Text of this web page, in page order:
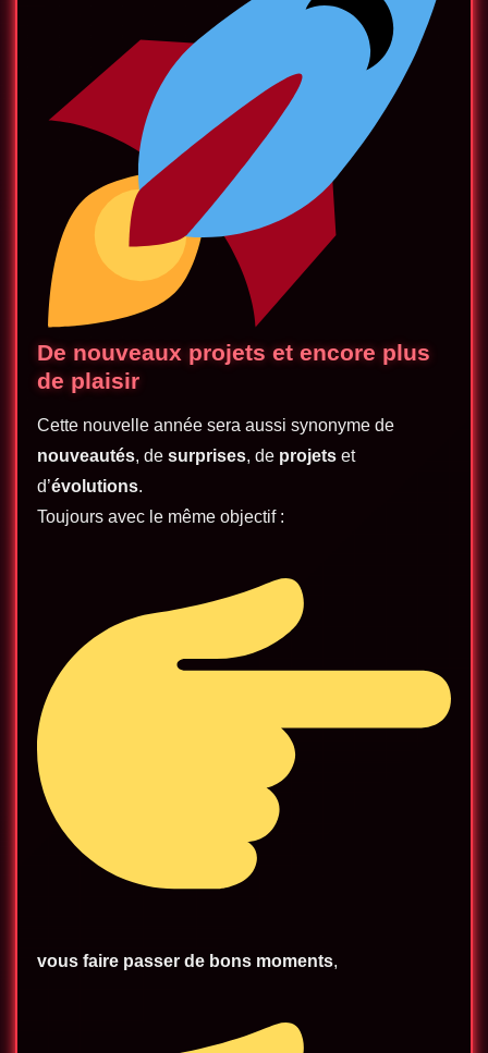
De nouveaux projets et encore plus
de plaisir
Cette nouvelle année sera aussi synonyme de
nouveautés, de surprises, de projets et
d’évolutions.
Toujours avec le même objectif :
vous faire passer de bons moments,